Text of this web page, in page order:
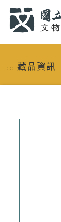
::: 藏品資訊